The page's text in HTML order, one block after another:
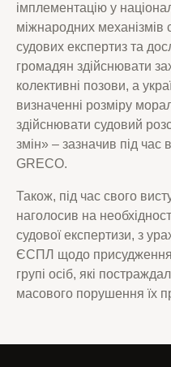
імплементацію у
міжнародних механізмів
судових експертиз та
громадян здійснювати
колективні позови, а
визначенні розміру
здійснювати судовий
змін» – зазначив під
GRECO.
Також, під час свого
наголосив на
судової експертизи, з
ЄСПЛ щодо присудження
групі осіб, які
масового порушення їх